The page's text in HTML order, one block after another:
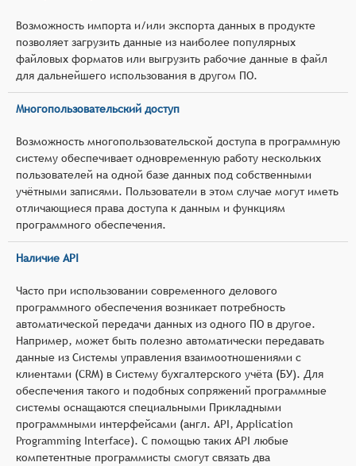
Возможность импорта и/или экспорта данных в продукте
позволяет загрузить данные из наиболее популярных
файловых форматов или выгрузить рабочие данные в файл
для дальнейшего использования в другом ПО.
Многопользовательский доступ
Возможность многопользовательской доступа в программную
систему обеспечивает одновременную работу нескольких
пользователей на одной базе данных под собственными
учётными записями. Пользователи в этом случае могут иметь
отличающиеся права доступа к данным и функциям
программного обеспечения.
Наличие API
Часто при использовании современного делового
программного обеспечения возникает потребность
автоматической передачи данных из одного ПО в другое.
Например, может быть полезно автоматически передавать
данные из Системы управления взаимоотношениями с
клиентами (CRM) в Систему бухгалтерского учёта (БУ). Для
обеспечения такого и подобных сопряжений программные
системы оснащаются специальными Прикладными
программными интерфейсами (англ. API, Application
Programming Interface). С помощью таких API любые
компетентные программисты смогут связать два